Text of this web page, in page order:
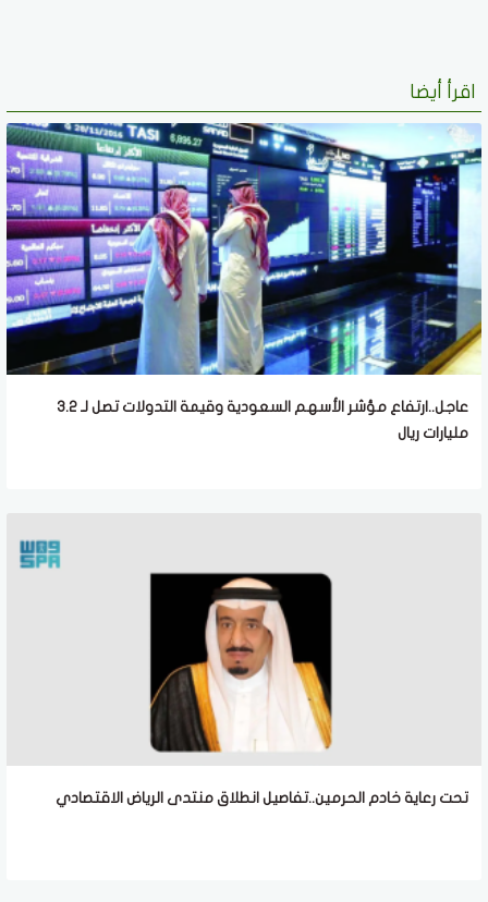
اقرأ أيضا
عاجل..ارتفاع مؤشر الأسهم السعودية وقيمة التدولات تصل لـ 3.2
مليارات ريال
تحت رعاية خادم الحرمين..تفاصيل انطلاق منتدى الرياض الاقتصادي